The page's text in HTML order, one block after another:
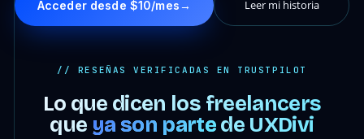
Acceder desde $10/mes→ Leer mi historia
// RESEÑAS VERIFICADAS EN TRUSTPILOT
Lo que dicen los freelancers
que ya son partede UXDivi